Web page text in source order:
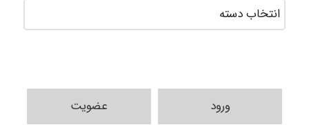
ورود عضویت